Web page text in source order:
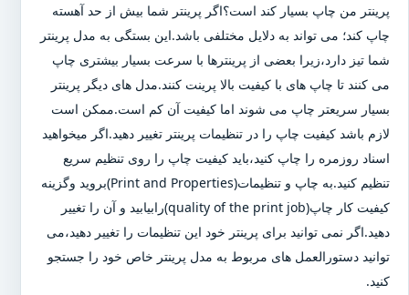
پرینتر من چاپ بسیار کند است؟اگر پرینتر شما بیش از حد آهسته
چاپ کند؛ می تواند به دلایل مختلفی باشد.این بستگی به مدل پرینتر
شما تیز دارد،زیرا بعضی از پرینترها با سرعت بسیار بیشتری چاپ
می کنند تا چاپ های با کیفیت بالا پرینت کنند.مدل های دیگر پرینتر
بسیار سریعتر چاپ می شوند اما کیفیت آن کم است.ممکن است
لازم باشد کیفیت چاپ را در تنظیمات پرینتر تغییر دهید.اگر میخواهید
اسناد روزمره را چاپ کنید،باید کیفیت چاپ را روی تنظیم سریع
تنظیم کنید.به چاپ و تنظیمات(Print and Properties)بروید وگزینه
کیفیت کار چاپ(quality of the print job)رابیابید و آن را تغییر
دهید.اگر نمی توانید برای پرینتر خود این تنظیمات را تغییر دهید،می
توانید دستورالعمل های مربوط به مدل پرینتر خاص خود را جستجو
کنید.